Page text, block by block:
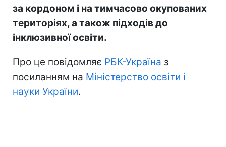
за кордоном і на тимчасово окупованих
територіях, а також підходів до
інклюзивної освіти.
Про це повідомляє РБК-Україна з
посиланням на Міністерство освіти і
науки України.